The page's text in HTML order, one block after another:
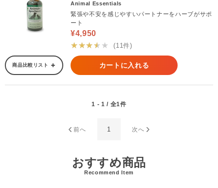
Animal Essentials
緊張や不安を感じやすいパートナーをハーブがサポ
ート
¥4,950
★★★★★
(11件)
商品比較リスト カートに入れる
1 - 1 / 全1件
前へ 1 次へ
おすすめ商品
Recommend Item